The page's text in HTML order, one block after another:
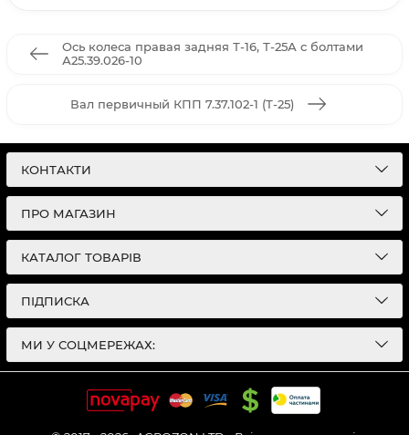
Ось колеса правая задняя Т-16, Т-25А с болтами
А25.39.026-10
Вал первичный КПП 7.37.102-1 (Т-25)
КОНТАКТИ
ПРО МАГАЗИН
КАТАЛОГ ТОВАРІВ
ПІДПИСКА
МИ У СОЦМЕРЕЖАХ: